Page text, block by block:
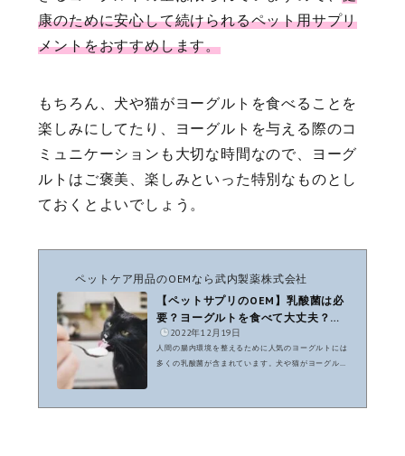
康のために安心して続けられるペット用サプリ
メントをおすすめします。
もちろん、犬や猫がヨーグルトを食べることを
楽しみにしてたり、ヨーグルトを与える際のコ
ミュニケーションも大切な時間なので、ヨーグ
ルトはご褒美、楽しみといった特別なものとし
ておくとよいでしょう。
ペットケア用品のOEMなら武内製薬株式会社
【ペットサプリのOEM】乳酸菌は必
要？ヨーグルトを食べて大丈夫？与
え方や注意点
2022年12月19日
人間の腸内環境を整えるために人気のヨーグルトには
多くの乳酸菌が含まれています。犬や猫がヨーグルト
猫の腸内環境を整えることは健康にも繋がるので、自